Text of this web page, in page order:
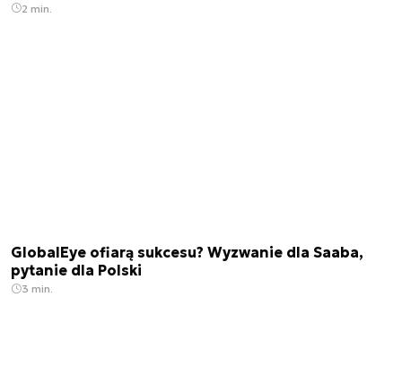
2 min.
GlobalEye ofiarą sukcesu? Wyzwanie dla Saaba,
pytanie dla Polski
3 min.